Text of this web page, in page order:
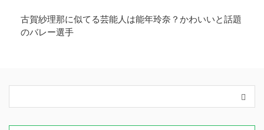
古賀紗理那に似てる芸能人は能年玲奈？かわいいと話題
のバレー選手